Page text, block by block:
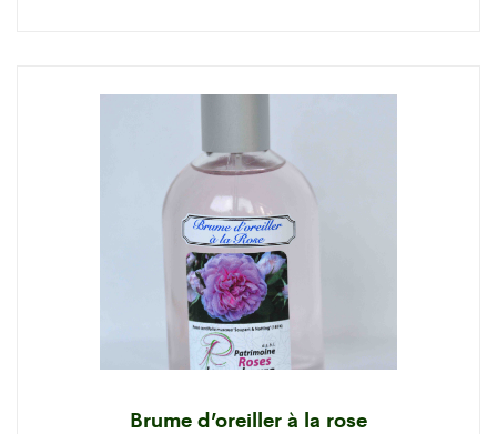
Brume d’oreiller à la rose